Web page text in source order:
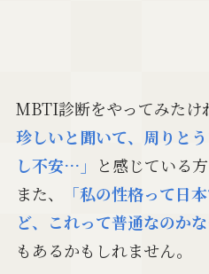
MBTI診断をやってみたけ
珍しいと聞いて、周りと
し不安…」
と感じている
また、
「私の性格って日
ど、これって普通なのか
もあるかもしれません。